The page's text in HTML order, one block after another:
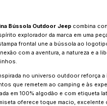
Bússola Outdoor Jeep combina
explorador da marca em uma
frontal une a bússola ao
com a aventura, a natureza e a
no universo outdoor reforça a
que remetem ao camping e às
em 100% algodão e com etiqueta
oferece toque macio, excelente